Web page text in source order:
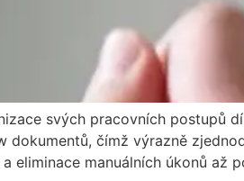
svých pracovních postupů
čímž výrazně
eliminace manuálních úkonů až